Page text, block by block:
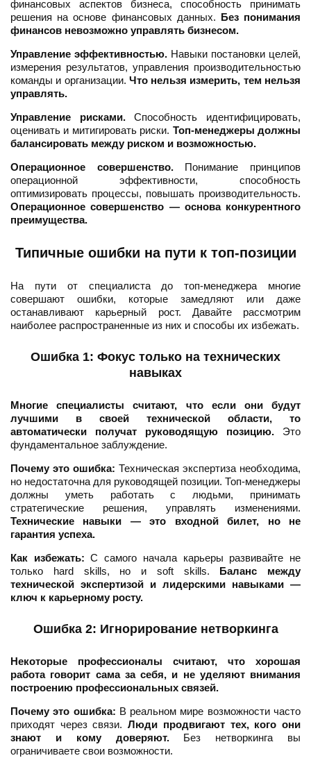
финансовых аспектов бизнеса, способность принимать
решения на основе финансовых данных. Без понимания
финансов невозможно управлять бизнесом.
Управление эффективностью. Навыки постановки целей,
измерения результатов, управления производительностью
команды и организации. Что нельзя измерить, тем нельзя
управлять.
Управление рисками.Способность идентифицировать,
оценивать и митигировать риски. Топ-менеджеры должны
балансировать между риском и возможностью.
Операционное совершенство.Понимание принципов
операционной эффективности, способность
оптимизировать процессы, повышать производительность.
Операционное совершенство — основа конкурентного
преимущества.
Типичные ошибки на пути к топ-позиции
На пути от специалиста до топ-менеджера многие
совершают ошибки, которые замедляют или даже
останавливают карьерный рост. Давайте рассмотрим
наиболее распространенные из них и способы их избежать.
Ошибка 1: Фокус только на технических
навыках
Многие специалисты считают, что если они будут
лучшими в своей технической области, то
автоматически получат руководящую позицию. Это
фундаментальное заблуждение.
Почему это ошибка: Техническая экспертиза необходима,
но недостаточна для руководящей позиции. Топ-менеджеры
должны уметь работать с людьми, принимать
стратегические решения, управлять изменениями.
Технические навыки — это входной билет, но не
гарантия успеха.
Как избежать: С самого начала карьеры развивайте не
только hard skills, но и soft skills. Баланс между
технической экспертизой и лидерскими навыками —
ключ к карьерному росту.
Ошибка 2: Игнорирование нетворкинга
Некоторые профессионалы считают, что хорошая
работа говорит сама за себя, и не уделяют внимания
построению профессиональных связей.
Почему это ошибка: В реальном мире возможности часто
приходят через связи.Люди продвигают тех, кого они
знают и кому доверяют.Без нетворкинга вы
ограничиваете свои возможности.